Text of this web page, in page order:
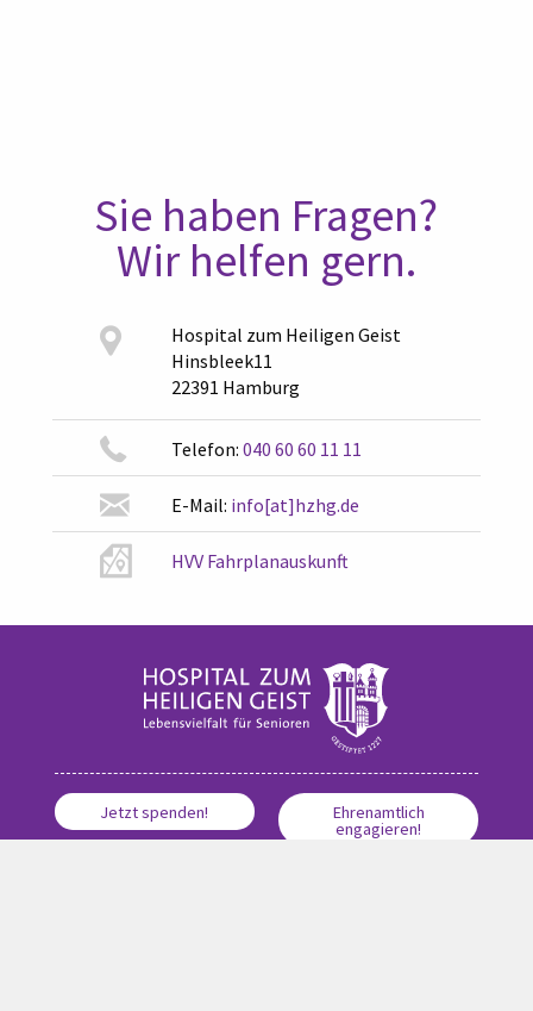
Sie haben Fragen?
Wir helfen gern.
Hospital zum Heiligen Geist
Hinsbleek11
22391 Hamburg
Telefon: 040 60 60 11 11
E-Mail: info[at]hzhg.de
HVV Fahrplanauskunft
Jetzt spenden! Ehrenamtlich
engagieren!